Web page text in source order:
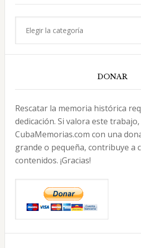
DONAR
Rescatar la memoria histórica
dedicación. Si valora este
CubaMemorias.com con una
grande o pequeña, contribuye a
contenidos. ¡Gracias!